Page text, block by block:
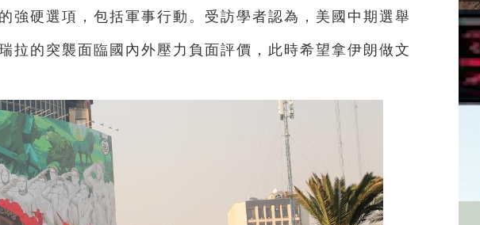
強硬選項，包括軍事行動。受訪學者認為，美國中期選舉
拉的突襲面臨國內外壓力負面評價，此時希望拿伊朗做文